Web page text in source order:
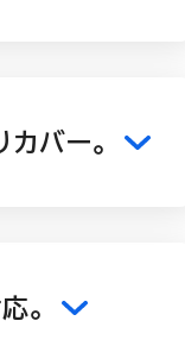
バー。
。